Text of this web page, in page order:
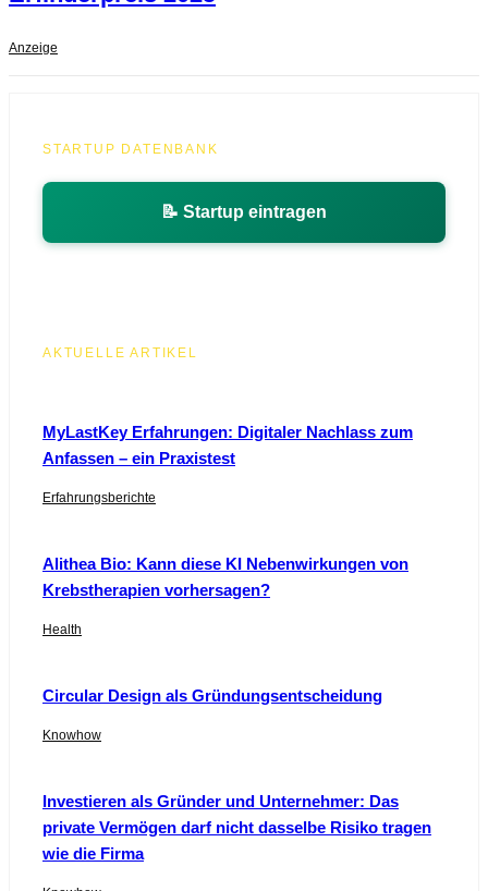
Anzeige
STARTUP DATENBANK
📝 Startup eintragen
AKTUELLE ARTIKEL
MyLastKey Erfahrungen: Digitaler Nachlass zum
Anfassen – ein Praxistest
Erfahrungsberichte
Alithea Bio: Kann diese KI Nebenwirkungen von
Krebstherapien vorhersagen?
Health
Circular Design als Gründungsentscheidung
Knowhow
Investieren als Gründer und Unternehmer: Das
private Vermögen darf nicht dasselbe Risiko tragen
wie die Firma